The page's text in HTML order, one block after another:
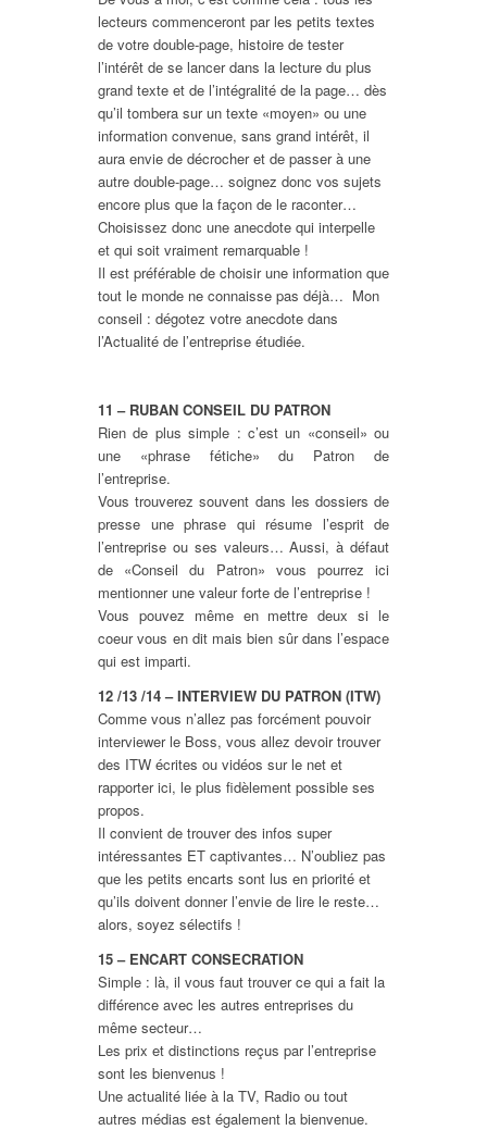
lecteurs commenceront par les petits textes
de votre double-page, histoire de tester
l’intérêt de se lancer dans la lecture du plus
grand texte et de l’intégralité de la page… dès
qu’il tombera sur un texte «moyen» ou une
information convenue, sans grand intérêt, il
aura envie de décrocher et de passer à une
autre double-page… soignez donc vos sujets
encore plus que la façon de le raconter…
Choisissez donc une anecdote qui interpelle
et qui soit vraiment remarquable !
Il est préférable de choisir une information que
tout le monde ne connaisse pas déjà… Mon
conseil : dégotez votre anecdote dans
l’Actualité de l’entreprise étudiée.
11 – RUBAN CONSEIL DU PATRON
Rien de plus simple : c’est un «conseil» ou
une «phrase fétiche» du Patron de
l’entreprise.
Vous trouverez souvent dans les dossiers de
presse une phrase qui résume l’esprit de
l’entreprise ou ses valeurs… Aussi, à défaut
de «Conseil du Patron» vous pourrez ici
mentionner une valeur forte de l’entreprise !
Vous pouvez même en mettre deux si le
coeur vous en dit mais bien sûr dans l’espace
qui est imparti.
12 /13 /14 – INTERVIEW DU PATRON (ITW)
Comme vous n’allez pas forcément pouvoir
interviewer le Boss, vous allez devoir trouver
des ITW écrites ou vidéos sur le net et
rapporter ici, le plus fidèlement possible ses
propos.
Il convient de trouver des infos super
intéressantes ET captivantes… N’oubliez pas
que les petits encarts sont lus en priorité et
qu’ils doivent donner l’envie de lire le reste…
alors, soyez sélectifs !
15 – ENCART CONSECRATION
Simple : là, il vous faut trouver ce qui a fait la
différence avec les autres entreprises du
même secteur…
Les prix et distinctions reçus par l’entreprise
sont les bienvenus !
Une actualité liée à la TV, Radio ou tout
autres médias est également la bienvenue.